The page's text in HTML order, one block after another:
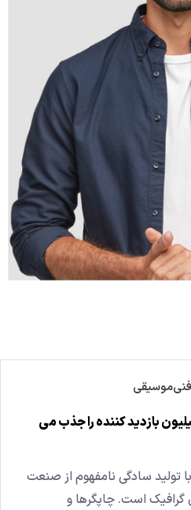
موسیقی
بازدید کننده را جذب می
تولید سادگی نامفهوم از صنعت
گرافیک است. چاپگرها و